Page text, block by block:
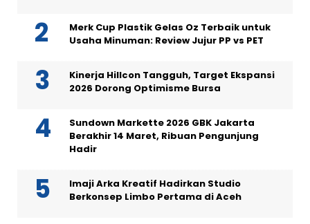
Merk Cup Plastik Gelas Oz Terbaik untuk
Usaha Minuman: Review Jujur PP vs PET
Kinerja Hillcon Tangguh, Target Ekspansi
2026 Dorong Optimisme Bursa
Sundown Markette 2026 GBK Jakarta
Berakhir 14 Maret, Ribuan Pengunjung
Hadir
Imaji Arka Kreatif Hadirkan Studio
Berkonsep Limbo Pertama di Aceh